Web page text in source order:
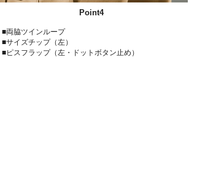
Point4
■両脇ツインループ
■サイズチップ（左）
■ピスフラップ（左・ドットボタン止め）